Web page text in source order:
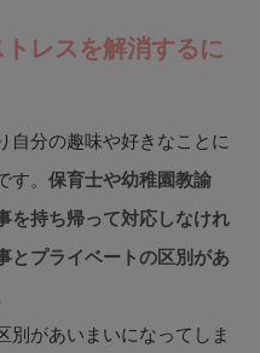
レスを解消するに
自分の趣味や好きなことに
。 保育士や幼稚園教諭
を持ち帰って対応しなけれ
とプライベートの区別があ
別があいまいになってしま